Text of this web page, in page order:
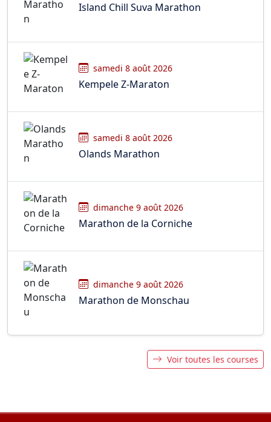
Island Chill Suva Marathon
samedi 8 août 2026
Kempele Z-Maraton
samedi 8 août 2026
Olands Marathon
dimanche 9 août 2026
Marathon de la Corniche
dimanche 9 août 2026
Marathon de Monschau
Voir toutes les courses